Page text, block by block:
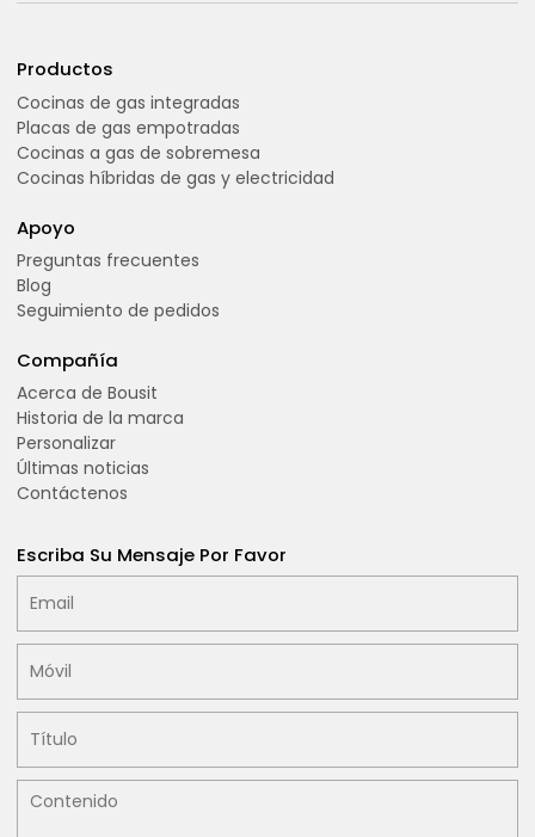
Productos
Cocinas de gas integradas
Placas de gas empotradas
Cocinas a gas de sobremesa
Cocinas híbridas de gas y electricidad
Apoyo
Preguntas frecuentes
Blog
Seguimiento de pedidos
Compañía
Acerca de Bousit
Historia de la marca
Personalizar
Últimas noticias
Contáctenos
Escriba Su Mensaje Por Favor